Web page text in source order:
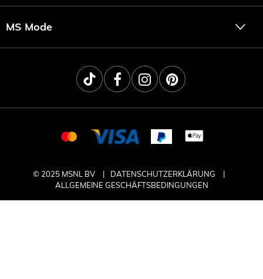
MS Mode
© 2025 MSNL BV
DATENSCHUTZERKLÄRUNG
ALLGEMEINE GESCHÄFTSBEDINGUNGEN